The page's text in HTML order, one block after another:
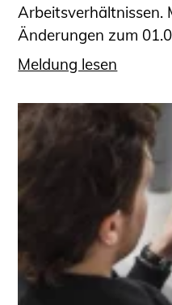
Änderungen zum
Meldung lesen